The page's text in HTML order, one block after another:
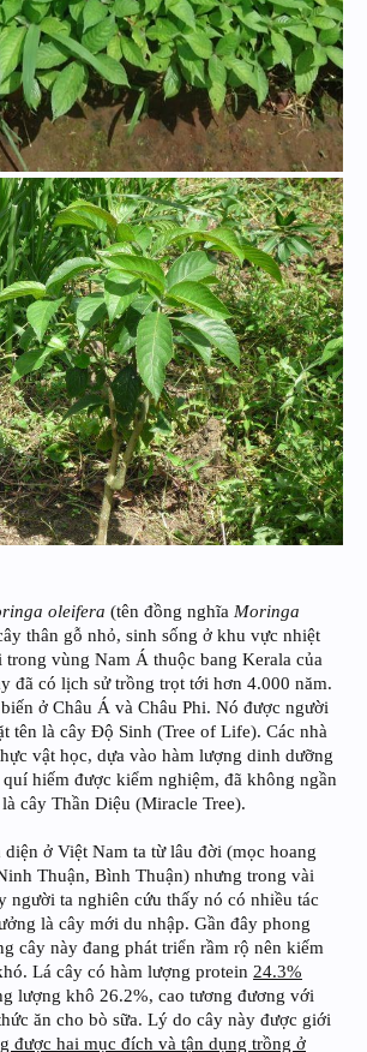
oleifera (tên đồng nghĩa Moringa
thân gỗ nhỏ, sinh sống ở khu vực nhiệt
vùng Nam Á thuộc bang Kerala của
đã có lịch sử trồng trọt tới hơn 4.000 năm.
ở Châu Á và Châu Phi. Nó được người
tên là cây Độ Sinh (Tree of Life). Các nhà
vật học, dựa vào hàm lượng dinh dưỡng
hiếm được kiểm nghiệm, đã không ngần
cây Thần Diệu (Miracle Tree).
ở Việt Nam ta từ lâu đời (mọc hoang
Thuận, Bình Thuận) nhưng trong vài
người ta nghiên cứu thấy nó có nhiều tác
là cây mới du nhập. Gần đây phong
cây này đang phát triển rầm rộ nên kiếm
Lá cây có hàm lượng protein 24.3%
lượng khô 26.2%, cao tương đương với
ăn cho bò sữa. Lý do cây này được giới
được hai mục đích và tận dụng trồng ở